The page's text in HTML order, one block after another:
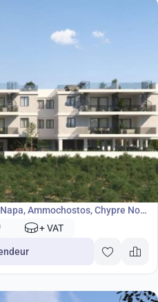
Ammochostos, Chypre No.
+ VAT